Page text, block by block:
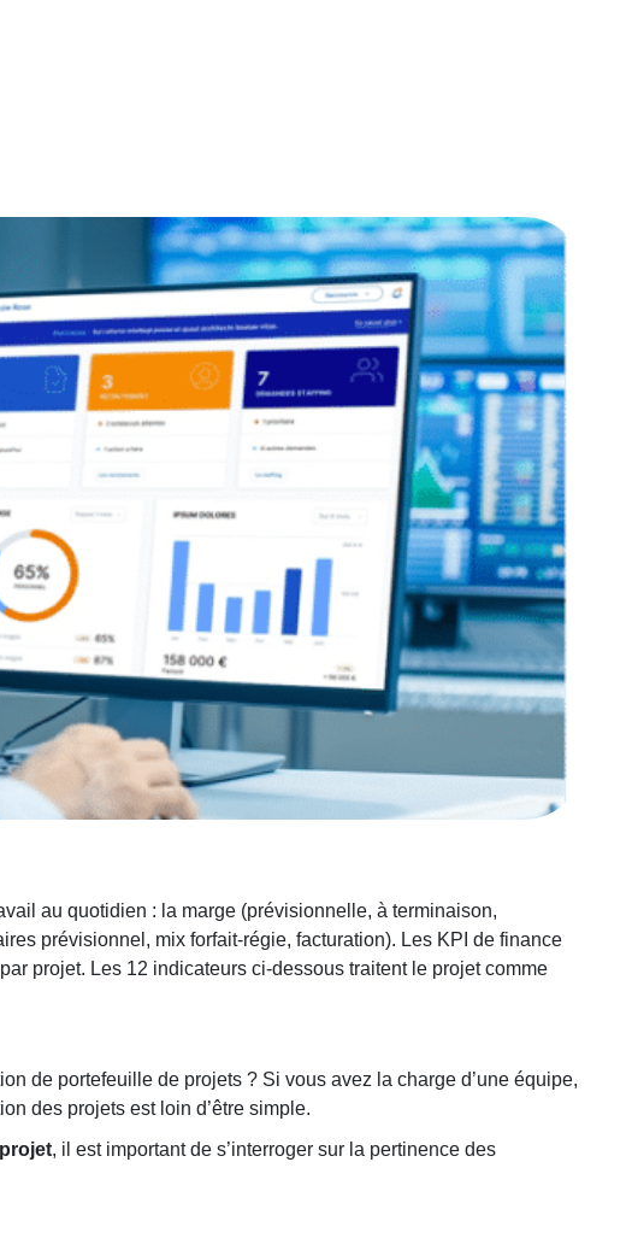
au quotidien : la marge (prévisionnelle, à terminaison,
prévisionnel, mix forfait-régie, facturation). Les KPI de finance
projet. Les 12 indicateurs ci-dessous traitent le projet comme
de portefeuille de projets ? Si vous avez la charge d’une équipe,
des projets est loin d’être simple.
, il est important de s’interroger sur la pertinence des